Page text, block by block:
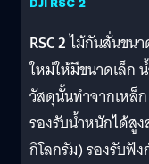
RSC 2ไม้กันสั่นขน
ใหม่ให้มีขนาดเล็ก
วัสดุนั้นทำจากเหล็
รองรับน้ำหนักได้สู
กิโลกรัม) รองรับฟั